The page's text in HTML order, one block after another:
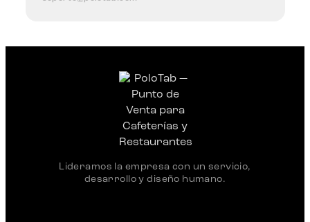
Lideramos la empresa con un servicio,
desarrollo y diseño humano.